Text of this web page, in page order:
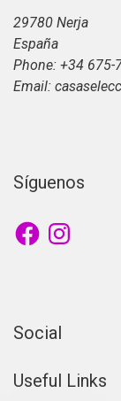
29780 Nerja
España
Phone: +34 675-
Email:
Síguenos
FacebookInstagram
Social
Useful Links